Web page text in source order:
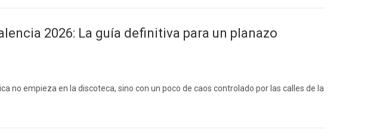
2026: La guía definitiva para un planazo
no empieza en la discoteca, sino con un poco de caos controlado por las calles de la